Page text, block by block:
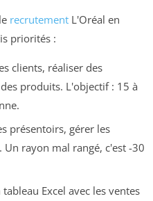
recrutement L'Oréal en
priorités :
clients, réaliser des
produits. L'objectif : 15 à
présentoirs, gérer les
rayon mal rangé, c'est -30
Excel avec les ventes